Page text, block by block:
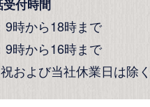
受付時間
9時から18時まで
9時から16時まで
および当社休業日は除く